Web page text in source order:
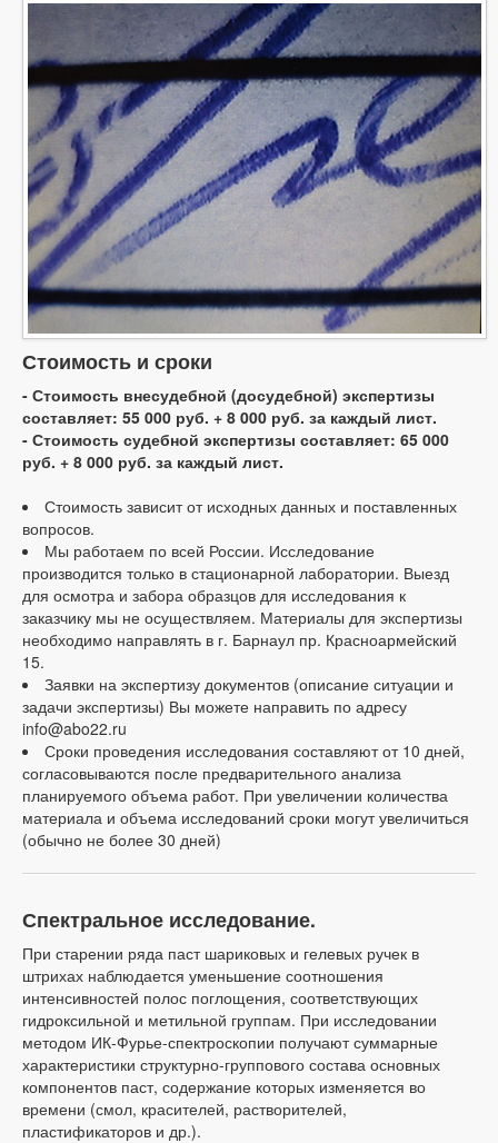
Стоимость и сроки
- Стоимость внесудебной (досудебной) экспертизы
составляет: 55 000 руб. + 8 000 руб. за каждый лист.
- Стоимость судебной экспертизы составляет: 65 000
руб. + 8 000 руб. за каждый лист.
Стоимость зависит от исходных данных и поставленных
вопросов.
Мы работаем по всей России. Исследование
производится только в стационарной лаборатории. Выезд
для осмотра и забора образцов для исследования к
заказчику мы не осуществляем. Материалы для экспертизы
необходимо направлять в г. Барнаул пр. Красноармейский
15.
Заявки на экспертизу документов (описание ситуации и
задачи экспертизы) Вы можете направить по адресу
info@abo22.ru
Сроки проведения исследования составляют от 10 дней,
согласовываются после предварительного анализа
планируемого объема работ. При увеличении количества
материала и объема исследований сроки могут увеличиться
(обычно не более 30 дней)
Спектральное исследование.
При старении ряда паст шариковых и гелевых ручек в
штрихах наблюдается уменьшение соотношения
интенсивностей полос поглощения, соответствующих
гидроксильной и метильной группам. При исследовании
методом ИК-Фурье-спектроскопии получают суммарные
характеристики структурно-группового состава основных
компонентов паст, содержание которых изменяется во
времени (смол, красителей, растворителей,
пластификаторов и др.).